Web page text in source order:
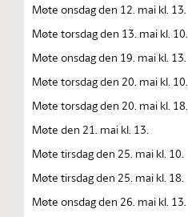
Møte onsdag den 12. mai kl. 13.
Møte torsdag den 13. mai kl. 10.
Møte onsdag den 19. mai kl. 13.
Møte torsdag den 20. mai kl. 10.
Møte torsdag den 20. mai kl. 18.
Møte den 21. mai kl. 13.
Møte tirsdag den 25. mai kl. 10.
Møte tirsdag den 25. mai kl. 18.
Møte onsdag den 26. mai kl. 13.